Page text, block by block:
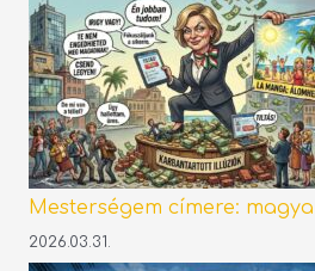
Mesterségem címere:
2026.03.31.